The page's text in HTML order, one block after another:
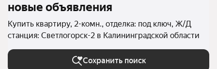
новые объявления
Купить квартиру, 2-комн., отделка: под ключ, Ж/Д
станция: Светлогорск-2 в Калининградской области
Сохранить поиск